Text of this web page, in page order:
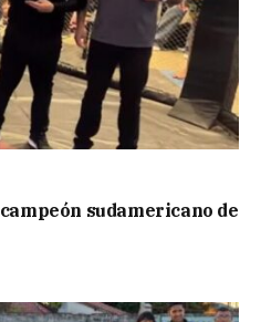
sudamericano de